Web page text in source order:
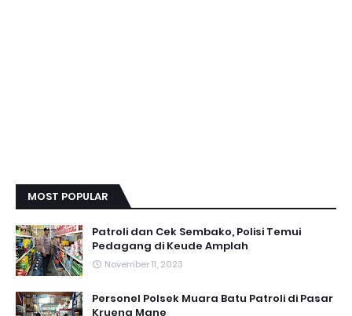
MOST POPULAR
Patroli dan Cek Sembako, Polisi Temui
Pedagang di Keude Amplah
November 11, 2023
Personel Polsek Muara Batu Patroli di Pasar
Krueng Mane